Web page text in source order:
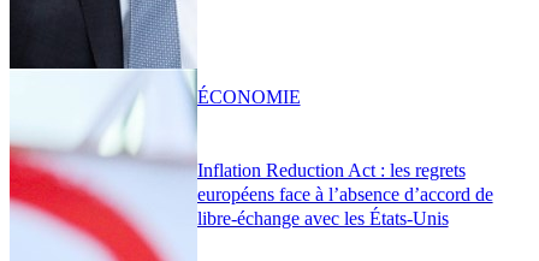
Inflation Reduction Act : les regrets
européens face à l’absence d’accord de
libre-échange avec les États-Unis
ÉCONOMIE